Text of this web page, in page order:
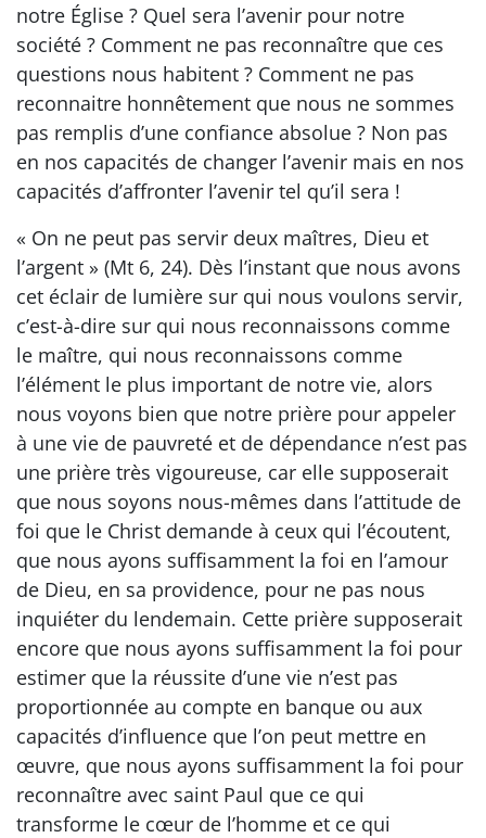
notre Église ? Quel sera l’avenir pour notre
société ? Comment ne pas reconnaître que ces
questions nous habitent ? Comment ne pas
reconnaitre honnêtement que nous ne sommes
pas remplis d’une confiance absolue ? Non pas
en nos capacités de changer l’avenir mais en nos
capacités d’affronter l’avenir tel qu’il sera !
« On ne peut pas servir deux maîtres, Dieu et
l’argent » (Mt 6, 24). Dès l’instant que nous avons
cet éclair de lumière sur qui nous voulons servir,
c’est-à-dire sur qui nous reconnaissons comme
le maître, qui nous reconnaissons comme
l’élément le plus important de notre vie, alors
nous voyons bien que notre prière pour appeler
à une vie de pauvreté et de dépendance n’est pas
une prière très vigoureuse, car elle supposerait
que nous soyons nous-mêmes dans l’attitude de
foi que le Christ demande à ceux qui l’écoutent,
que nous ayons suffisamment la foi en l’amour
de Dieu, en sa providence, pour ne pas nous
inquiéter du lendemain. Cette prière supposerait
encore que nous ayons suffisamment la foi pour
estimer que la réussite d’une vie n’est pas
proportionnée au compte en banque ou aux
capacités d’influence que l’on peut mettre en
œuvre, que nous ayons suffisamment la foi pour
reconnaître avec saint Paul que ce qui
transforme le cœur de l’homme et ce qui